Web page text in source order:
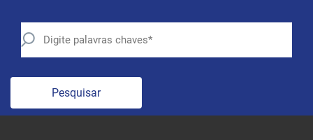
Pesquisar